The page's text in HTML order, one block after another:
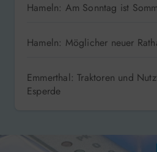
Hameln: Am Sonntag ist
Hameln: Möglicher neuer
Emmerthal: Traktoren und
Esperde